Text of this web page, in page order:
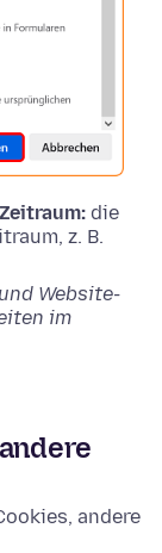
Zeitraum: die
z. B.
Website-
im
andere